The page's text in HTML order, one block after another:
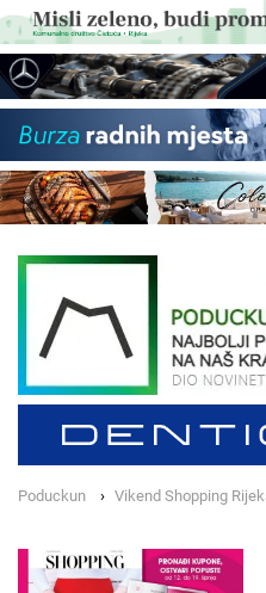
Poduckun Vikend Shopping